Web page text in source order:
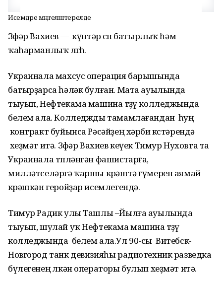
Исемдәре мәңгеләштерелде
Зөфәр Вахиев — күптәр өсөн батырлыҡ һәм
ҡаһарманлыҡ өлгөһө.
Украинала махсус операция барышында
батырҙарса һәләк булған. Мата ауылында
тыуып, Нефтекама машина төҙөү колледжында
белем ала. Колледжды тамамлағандан һуң
контракт буйынса Рәсәйҙең хәрби көстәрендә
хеҙмәт итә. Зөфәр Вахиев кеүек Тимур Нуховта та
Украинала төпләнгән фашистарға,
милләтселәргә ҡаршы көрәштә ғүмерен аямай
көрәшкән геройҙар исемлегендә.
Тимур Радик улы Ташлы –Йылға ауылында
тыуып, шулай уҡ Нефтекама машина төҙөү
колледжында белем ала.Ул 90-сы Витебск-
Новгород танк девизияһы радиотехник разведка
бүлегенең өлкән операторы булып хеҙмәт итә.